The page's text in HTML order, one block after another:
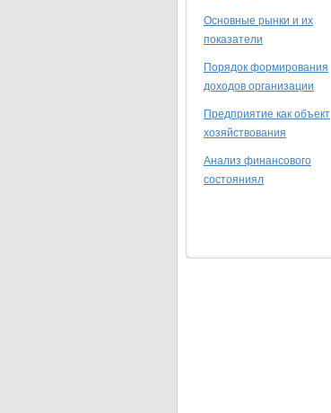
Основные рынки и их
показатели
Порядок формирования
доходов организации
Предприятие как объект
хозяйствования
Анализ финансового
состояниял